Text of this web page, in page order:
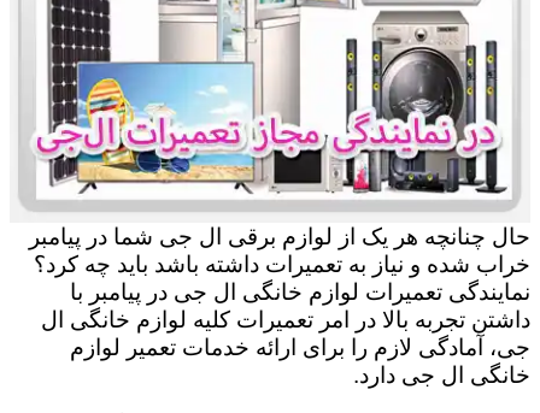
حال چنانچه هر یک از لوازم برقی ال جی شما در پیامبر
خراب شده و نیاز به تعمیرات داشته باشد باید چه کرد؟
نمایندگی تعمیرات لوازم خانگی ال جی در پیامبر با
داشتن تجربه بالا در امر تعمیرات کلیه لوازم خانگی ال
جی، آمادگی لازم را برای ارائه خدمات تعمیر لوازم
خانگی ال جی دارد.